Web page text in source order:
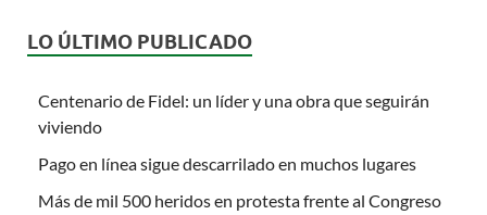
LO ÚLTIMO PUBLICADO
Centenario de Fidel: un líder y una obra que seguirán
viviendo
Pago en línea sigue descarrilado en muchos lugares
Más de mil 500 heridos en protesta frente al Congreso